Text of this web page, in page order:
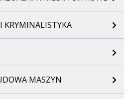
KRYMINALISTYKA
MASZYN